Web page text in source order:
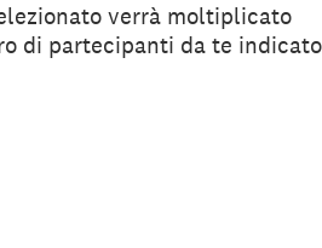
verrà moltiplicato
di partecipanti da te indicato